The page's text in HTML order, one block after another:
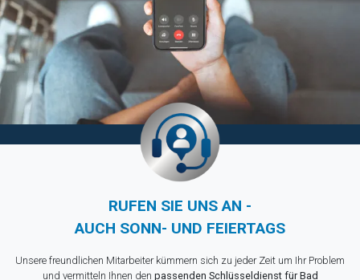
RUFEN SIE UNS AN -
AUCH SONN- UND FEIERTAGS
Unsere freundlichen Mitarbeiter kümmern sich zu jeder Zeit um Ihr Problem
und vermitteln Ihnen den passenden Schlüsseldienst für Bad